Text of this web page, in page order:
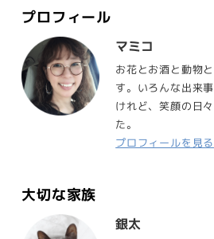
プロフィール
マミコ
お花とお酒と動物
す。いろんな出来
けれど、笑顔の日
た。
プロフィールを見る
大切な家族
銀太